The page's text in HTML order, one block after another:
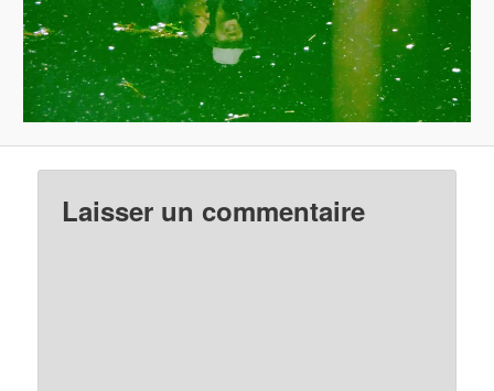
Laisser un commentaire